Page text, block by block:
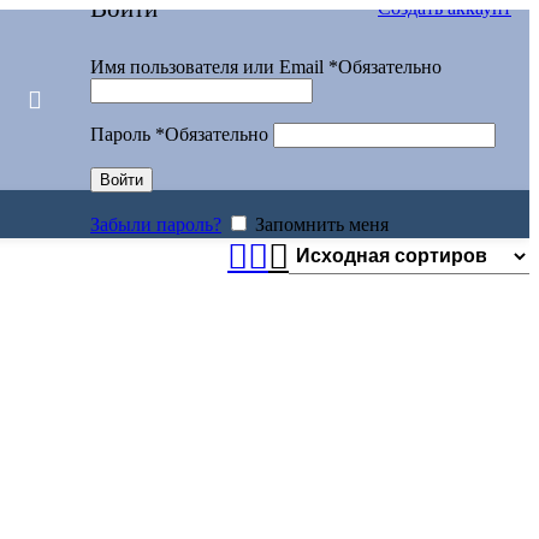
Войти Создать аккаунт
Имя пользователя или Email *Обязательно
Пароль *Обязательно
Войти
Забыли пароль? Запомнить меня